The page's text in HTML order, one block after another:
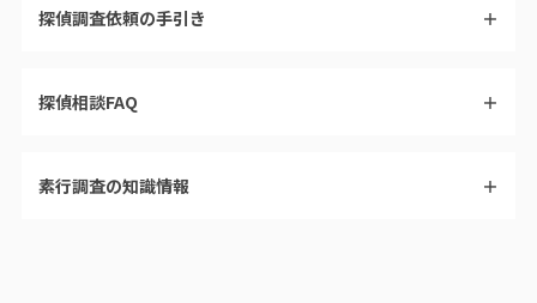
探偵調査依頼の手引き ＋
探偵相談FAQ ＋
素行調査の知識情報 ＋